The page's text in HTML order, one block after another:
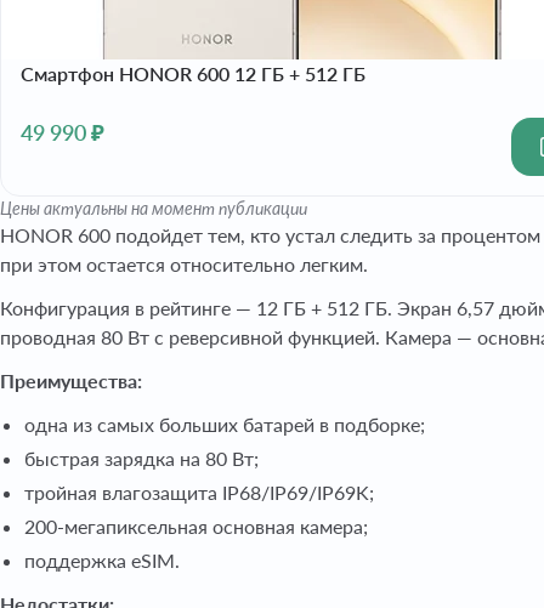
Смартфон HONOR 600 12 ГБ + 512 ГБ
49 990 ₽
Цены актуальны на момент публикации
HONOR 600 подойдет тем, кто устал следить за
при этом остается относительно легким.
Конфигурация в рейтинге — 12 ГБ + 512 ГБ. Экран 6,57
проводная 80 Вт с реверсивной функцией. Камера —
Преимущества:
одна из самых больших батарей в подборке;
быстрая зарядка на 80 Вт;
тройная влагозащита IP68/IP69/IP69K;
200-мегапиксельная основная камера;
поддержка eSIM.